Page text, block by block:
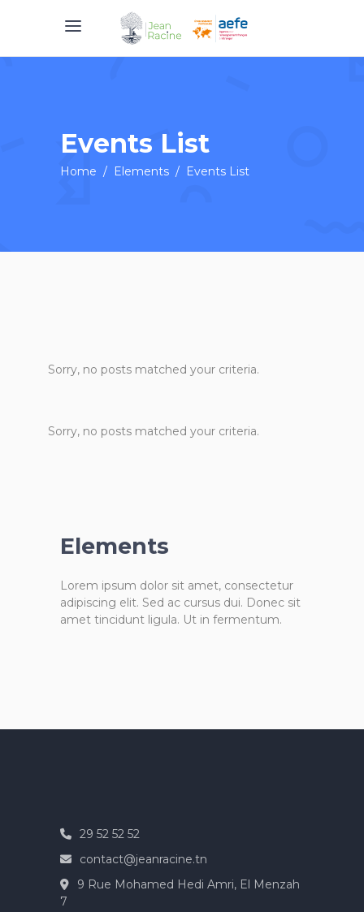
Events List
Home / Elements / Events List
Sorry, no posts matched your criteria.
Sorry, no posts matched your criteria.
Elements
Lorem ipsum dolor sit amet, consectetur
adipiscing elit. Sed ac cursus dui. Donec sit
amet tincidunt ligula. Ut in fermentum.
29 52 52 52
contact@jeanracine.tn
9 Rue Mohamed Hedi Amri, El Menzah
7